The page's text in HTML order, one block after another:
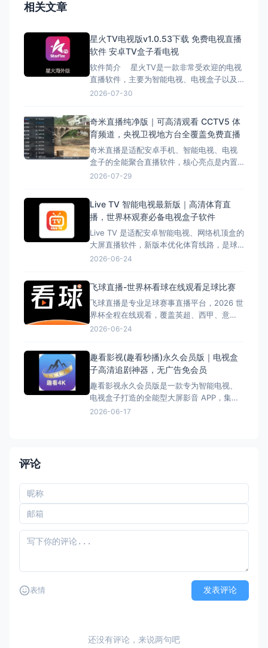
相关文章
星火TV电视版v1.0.53下载 免费电视直播
软件 安卓TV盒子看电视
软件简介 星火TV是一款非常受欢迎的电视
直播软件，主要为智能电视、电视盒子以及
安卓设备提供电视频道直播服务。软件内整
费观看央视、卫视、地方台以及部分海外频
道。 星火TV操作简单、安装方便，打开软
件即可直接观看电视节目，无需注册账号，
非
2026-07-30
奇米直播纯净版｜可高清观看 CCTV5 体
育频道，央视卫视地方台全覆盖免费直播
奇米直播是适配安卓手机、智能电视、电视
盒子的全能聚合直播软件，核心亮点是内置
稳定 CCTV5、CCTV5 + 体育频道线路，足
24 小时不间断高清直播，同时覆盖全套央
视、全国省市卫视、地方市县频道、影视动
漫轮播台，全程无广告、免登录、无会员付
费，多线路智能切换
2026-07-29
Live TV 智能电视最新版｜高清体育直
播，世界杯观赛必备电视盒子软件
Live TV 是适配安卓智能电视、网络机顶盒的
大屏直播软件，新版本优化体育线路，是球
迷收看 2026 世界杯优选工具。 软件亮点
赛程高清直播，多源备用线路，大屏 4K 画
质，低延迟流畅观赛，附带赛事集锦、回
放。 全频道
2026-06-24
飞球直播-世界杯看球在线观看足球比赛
飞球直播是专业足球赛事直播平台，2026 世
界杯全程在线观看，覆盖英超、西甲、意
甲、德甲、法甲、欧冠等，高清无广告、多
选。 http://share.fqzb168.com/?
invit_code=dkPcjVSr 飞球直播是一款专
为
2026-06-24
趣看影视(趣看秒播)永久会员版｜电视盒
子高清追剧神器，无广告免会员
趣看影视永久会员版是一款专为智能电视、
电视盒子打造的全能型大屏影音 APP，集电
视直播 + 影视点播于一体，内置永久会员权
2026-06-17
评论
表情 发表评论
还没有评论，来说两句吧